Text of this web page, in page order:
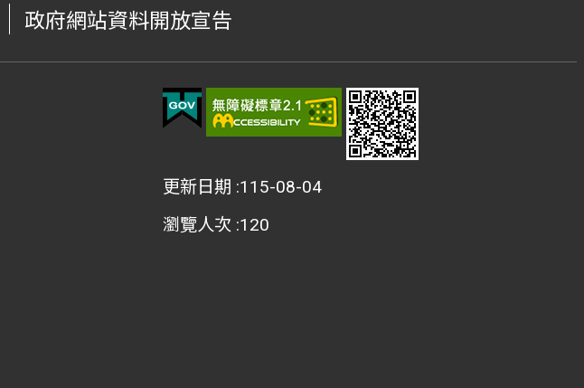
政府網站資料開放宣告
更新日期 115-08-04
瀏覽人次 120